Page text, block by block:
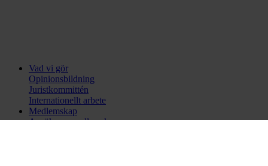
Vad vi gör
Opinionsbildning
Juristkommittén
Internationellt arbete
Medlemskap
Ansök om medlemskap